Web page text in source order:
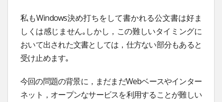
私もWindows決め打ちをして書かれる公文書は好ま
しくは感じません｡しかし，この難しいタイミングに
おいて出された文書としては，仕方ない部分もあると
受け止めます｡
今回の問題の背景に，まだまだWebベースやインター
ネット，オープンなサービスを利用することが難しい